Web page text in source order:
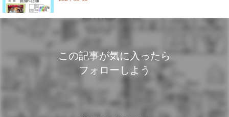
この記事が気に入ったら
フォローしよう